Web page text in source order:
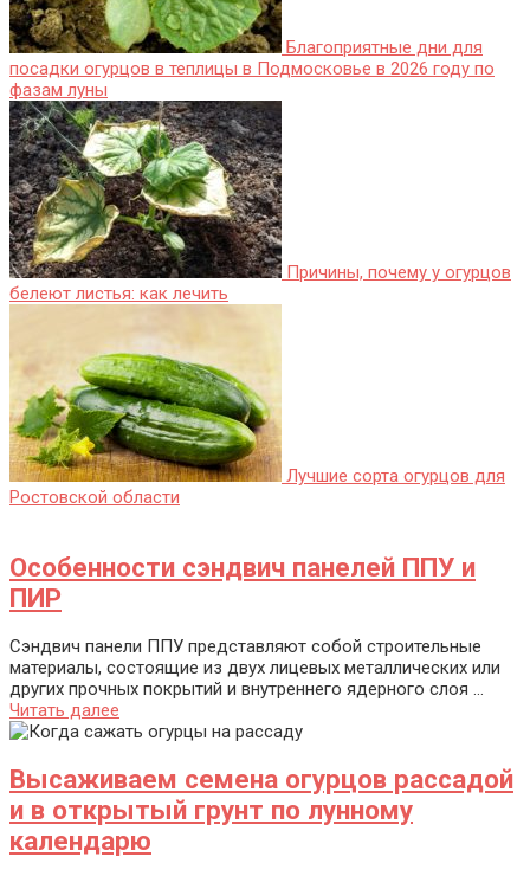
Благоприятные дни для
посадки огурцов в теплицы в Подмосковье в 2026 году по
фазам луны
Причины, почему у огурцов
белеют листья: как лечить
Лучшие сорта огурцов для
Ростовской области
Особенности сэндвич панелей ППУ и
ПИР
Сэндвич панели ППУ представляют собой строительные
материалы, состоящие из двух лицевых металлических или
других прочных покрытий и внутреннего ядерного слоя ...
Читать далее
Высаживаем семена огурцов рассадой
и в открытый грунт по лунному
календарю